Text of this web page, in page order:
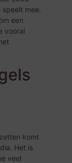
mee.
een
vooral
komt
Het is
veel